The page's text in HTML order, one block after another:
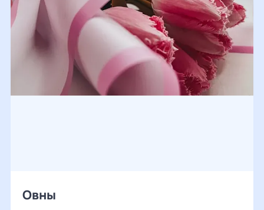
Овны